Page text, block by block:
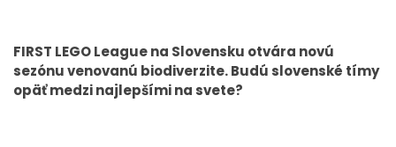
FIRST LEGO League na Slovensku otvára novú
sezónu venovanú biodiverzite. Budú slovenské tímy
opäť medzi najlepšími na svete?